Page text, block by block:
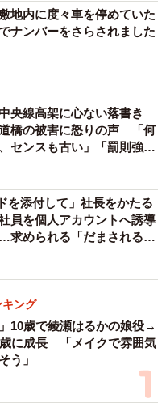
気付くようにしてもらえ
に行動できるので嬉しい
るベビーケアルーム
さんは、「1人でおでか
ていたりよくいく建物
しれないですね。ママ
室が増えますように」と
拡散され、「昔から授乳
い無理もう授乳室入れ
にあったりするし危ない
いました。
地内に度々車を停めていた
ナンバーをさらされました
央線高架に心ない落書き
橋の被害に怒りの声 「何
センスも古い」「罰則強化
を添付して」社長をかたる
員を個人アカウントへ誘導
求められる「だまされる前
キング
10歳で綾瀬はるかの娘役→
に成長 「メイクで雰囲気
う」